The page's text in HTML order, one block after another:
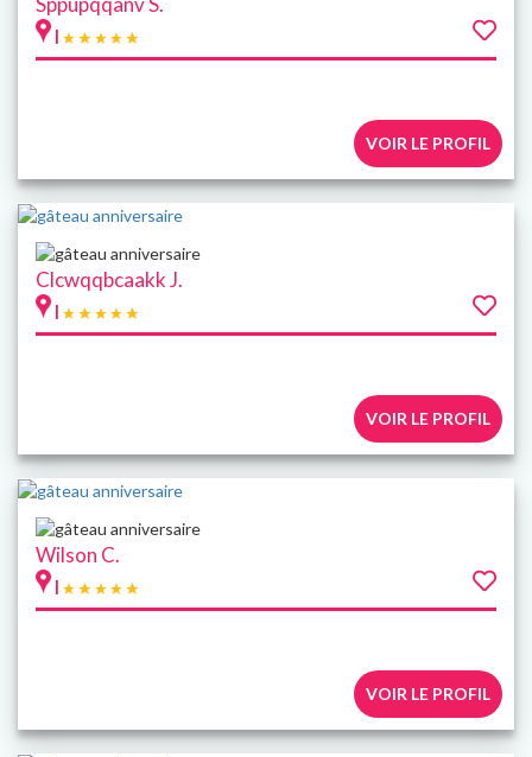
|
VOIR LE PROFIL
Clcwqqbcaakk J.
|
VOIR LE PROFIL
Wilson C.
|
VOIR LE PROFIL